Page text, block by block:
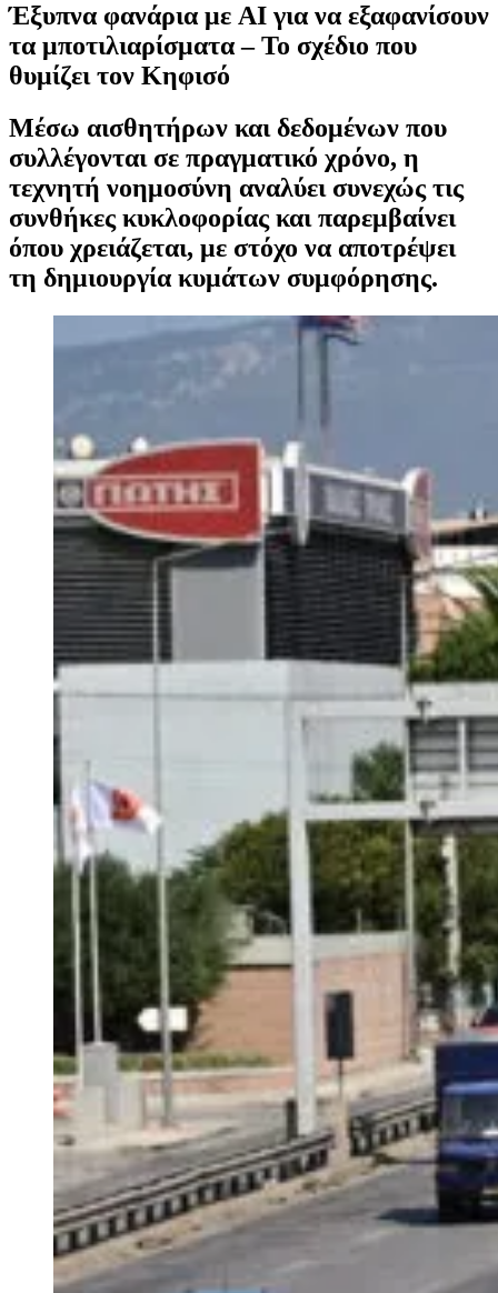
Έξυπνα φανάρια με AI για να εξαφανίσουν
τα μποτιλιαρίσματα – Το σχέδιο που
θυμίζει τον Κηφισό
Μέσω αισθητήρων και δεδομένων που
συλλέγονται σε πραγματικό χρόνο, η
τεχνητή νοημοσύνη αναλύει συνεχώς τις
συνθήκες κυκλοφορίας και παρεμβαίνει
όπου χρειάζεται, με στόχο να αποτρέψει
τη δημιουργία κυμάτων συμφόρησης.